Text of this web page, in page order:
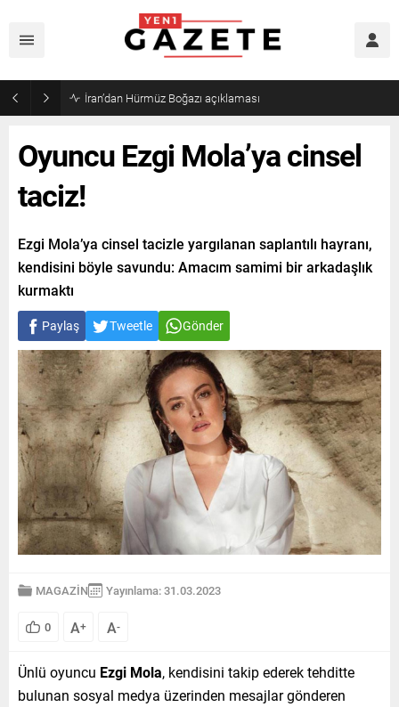
Öğrenci affı yürürlüğe girdi!
Oyuncu Ezgi Mola’ya cinsel
taciz!
Ezgi Mola’ya cinsel tacizle yargılanan saplantılı hayranı,
kendisini böyle savundu: Amacım samimi bir arkadaşlık
kurmaktı
Paylaş Tweetle Gönder
MAGAZİN Yayınlama: 31.03.2023
0 A+ A-
Ünlü oyuncu Ezgi Mola, kendisini takip ederek tehditte
bulunan sosyal medya üzerinden mesajlar gönderen